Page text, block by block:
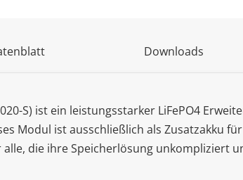
Downloads
S) ist ein leistungsstarker LiFePO4
Modul ist ausschließlich als Zusatzakku
die ihre Speicherlösung unkompliziert